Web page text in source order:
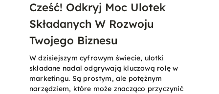
Cześć! Odkryj Moc Ulotek
Składanych W Rozwoju
Twojego Biznesu
W dzisiejszym cyfrowym świecie, ulotki
składane nadal odgrywają kluczową rolę w
marketingu. Są prostym, ale potężnym
narzędziem, które może znacząco przyczynić